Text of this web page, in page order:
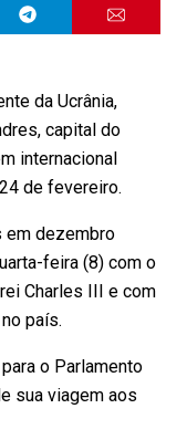
da Ucrânia,
capital do
internacional
de fevereiro.
em dezembro
feira (8) com o
Charles III e com
país.
o Parlamento
sua viagem aos